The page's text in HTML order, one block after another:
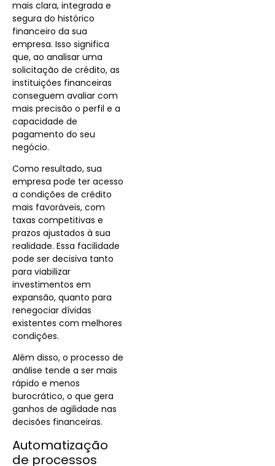
mais clara, integrada e
segura do histórico
financeiro da sua
empresa. Isso significa
que, ao analisar uma
solicitação de crédito, as
instituições financeiras
conseguem avaliar com
mais precisão o perfil e a
capacidade de
pagamento do seu
negócio.
Como resultado, sua
empresa pode ter acesso
a condições de crédito
mais favoráveis, com
taxas competitivas e
prazos ajustados à sua
realidade. Essa facilidade
pode ser decisiva tanto
para viabilizar
investimentos em
expansão, quanto para
renegociar dívidas
existentes com melhores
condições.
Além disso, o processo de
análise tende a ser mais
rápido e menos
burocrático, o que gera
ganhos de agilidade nas
decisões financeiras.
Automatização
de processos